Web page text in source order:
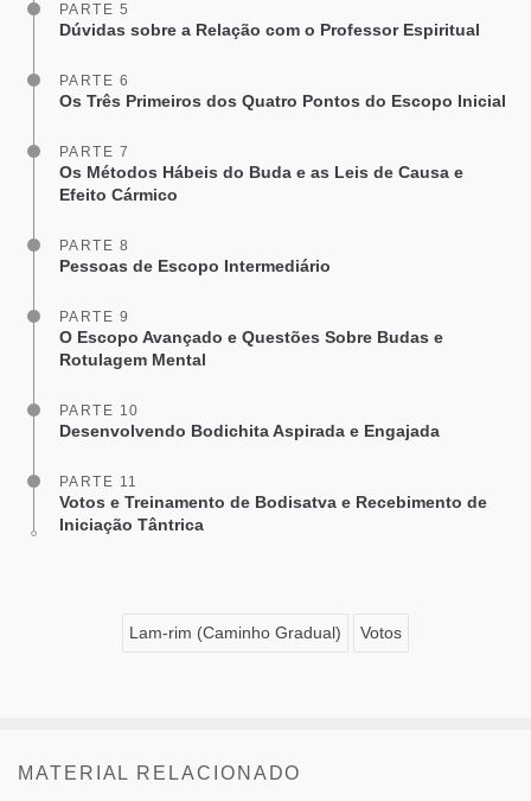
PARTE 5
Dúvidas sobre a Relação com o Professor Espiritual
PARTE 6
Os Três Primeiros dos Quatro Pontos do Escopo Inicial
PARTE 7
Os Métodos Hábeis do Buda e as Leis de Causa e
Efeito Cármico
PARTE 8
Pessoas de Escopo Intermediário
PARTE 9
O Escopo Avançado e Questões Sobre Budas e
Rotulagem Mental
PARTE 10
Desenvolvendo Bodichita Aspirada e Engajada
PARTE 11
Votos e Treinamento de Bodisatva e Recebimento de
Iniciação Tântrica
Lam-rim (Caminho Gradual) Votos
MATERIAL RELACIONADO